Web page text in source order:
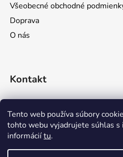
Tento web používa súbory
tohto webu vyjadrujete súhlas s
informáciítu.
Všeobecné obchodné
Doprava
O nás
Kontakt
0911 611 644
0903 716 923